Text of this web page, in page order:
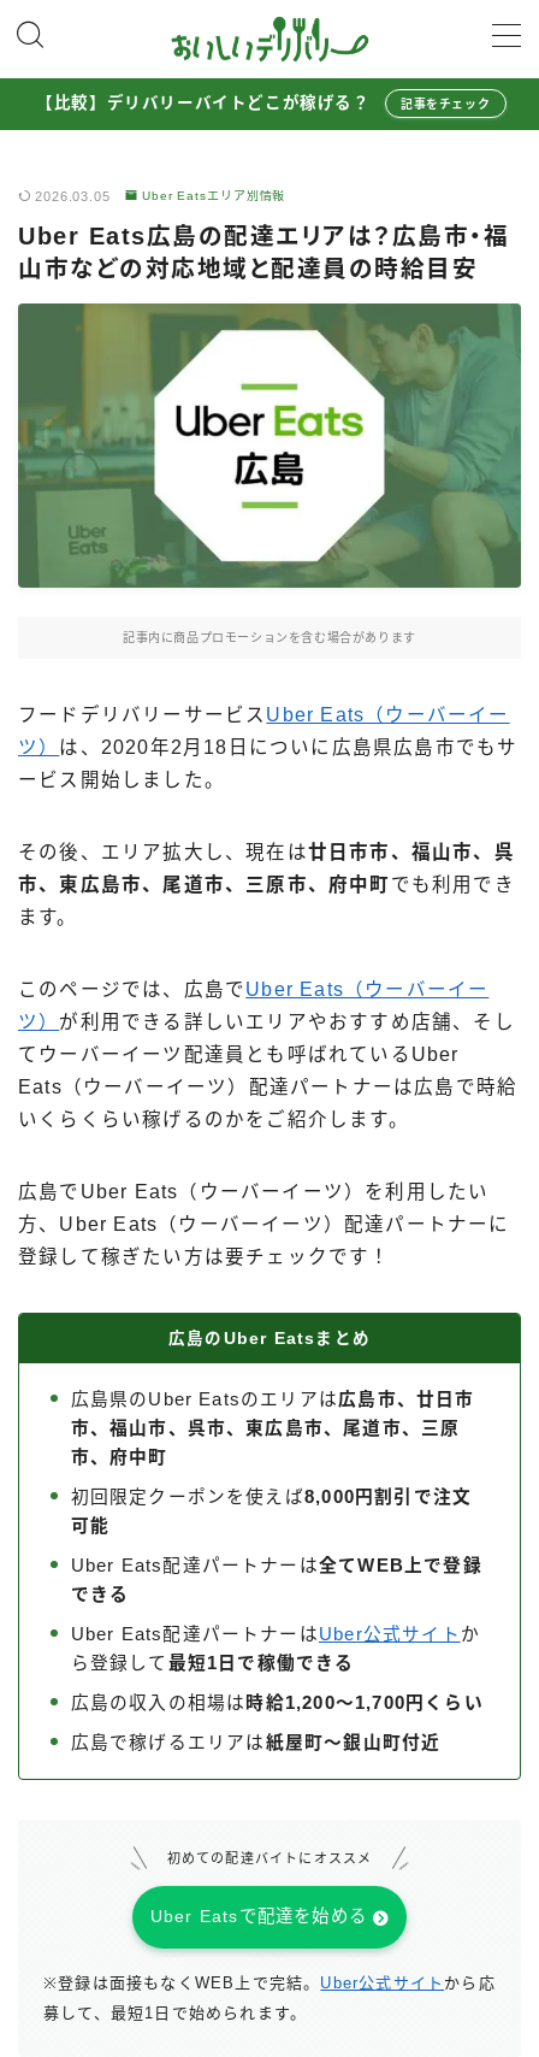
MENU
Uber Eats配達員ガイド
出前館配達員ガイド
ロケットナウ配達員ガイド
配達員272人アンケート調査
収入シミュレーター
配達員の体験談・口コミ
お得に注文する
Uber Eatsの注文ガイド
フードデリバリークーポン比較
Uber Eats加盟店ガイド
Uber Eats出店方法
サービスから探す
Uber Eats
出前館
【比較】デリバリーバイトどこが稼げる？ 記事をチェック
2026.03.05 Uber Eatsエリア別情報
Uber Eats広島の配達エリアは？広島市・福
山市などの対応地域と配達員の時給目安
記事内に商品プロモーションを含む場合があります
フードデリバリーサービス Uber Eats（ウーバーイー
ツ） は、2020年2月18日についに広島県広島市でもサ
ービス開始しました。
その後、エリア拡大し、現在は廿日市市、福山市、呉
市、東広島市、尾道市、三原市、府中町 でも利用でき
ます。
このページでは、広島で Uber Eats（ウーバーイー
ツ） が利用できる詳しいエリアやおすすめ店舗、そし
てウーバーイーツ配達員とも呼ばれているUber
Eats（ウーバーイーツ）配達パートナーは広島で時給
いくらくらい稼げるのかをご紹介します。
広島でUber Eats（ウーバーイーツ）を利用したい
方、Uber Eats（ウーバーイーツ）配達パートナーに
登録して稼ぎたい方は要チェックです！
広島のUber Eatsまとめ
広島県のUber Eatsのエリアは広島市、廿日市
市、福山市、呉市、東広島市、尾道市、三原
市、府中町
初回限定クーポンを使えば8,000円割引で注文
可能
Uber Eats配達パートナーは全てWEB上で登録
できる
Uber Eats配達パートナーはUber公式サイト か
ら登録して 最短1日で稼働できる
広島の収入の相場は 時給1,200～1,700円くらい
広島で稼げるエリアは紙屋町～銀山町付近
初めての配達バイトにオススメ
Uber Eatsで配達を始める
※登録は面接もなくWEB上で完結。 Uber公式サイト から応
募して、最短1日で始められます。